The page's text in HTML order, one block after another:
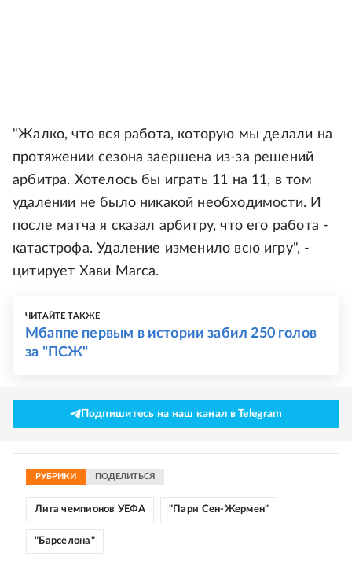
"Жалко, что вся работа, которую мы делали на
протяжении сезона заершена из-за решений
арбитра. Хотелось бы играть 11 на 11, в том
удалении не было никакой необходимости. И
после матча я сказал арбитру, что его работа -
катастрофа. Удаление изменило всю игру", -
цитирует Хави Marca.
ЧИТАЙТЕ ТАКЖЕ
Мбаппе первым в истории забил 250 голов
за "ПСЖ"
Подпишитесь на наш канал в Telegram
РУБРИКИ ПОДЕЛИТЬСЯ
Лига чемпионов УЕФА "Пари Сен-Жермен"
"Барселона"